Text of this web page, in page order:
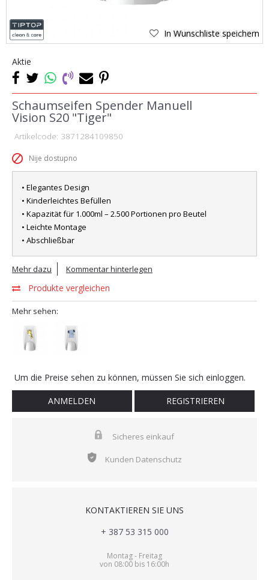
In Wunschliste speichern
Aktie
Schaumseifen Spender Manuell
Vision S20 "Tiger"
Artikelcode: 3871284109850
Nije dostupno
• Elegantes Design
• Kinderleichtes Befüllen
• Kapazität für 1.000ml – 2.500 Portionen pro Beutel
• Leichte Montage
• Abschließbar
Mehr dazu Kommentar hinterlegen
Produkte vergleichen
Mehr sehen:
Um die Preise sehen zu können, müssen Sie sich einloggen.
ANMELDEN REGISTRIEREN
Sicheres einkauf
Kunden Datenschutz
KONTAKTIEREN SIE UNS
+ 387 53 315 000
Montag - Freitag
von 08:00 bis 16:00h